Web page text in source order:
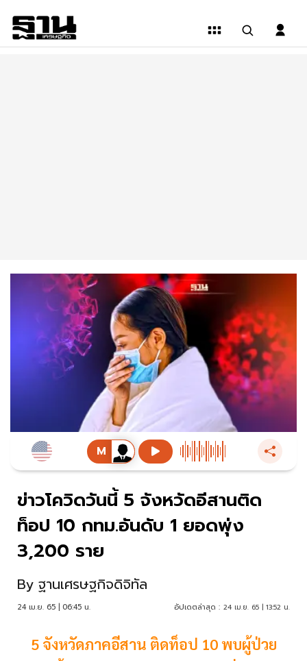
ข่าวโควิดวันนี้ 5 จังหวัดอีสานติด
ท็อป 10 กทม.อันดับ 1 ยอดพุ่ง
3,200 ราย
By ฐานเศรษฐกิจดิจิทัล
24 เม.ย. 65 | 06:45 น. อัปเดตล่าสุด : 24 เม.ย. 65 | 13:52 น.
5 จังหวัดภาคอีสาน ติดท็อป 10 พบผู้ป่วย